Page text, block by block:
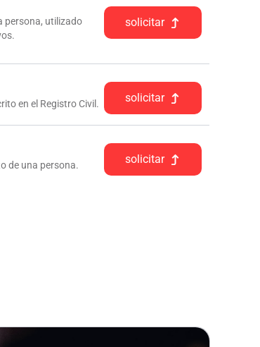
persona, utilizado
solicitar
en el Registro Civil. solicitar
de una persona. solicitar